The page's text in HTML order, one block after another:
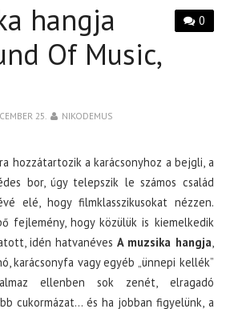
0
hangja
Of Music,
25. NIKODEMUS
hozzátartozik a karácsonyhoz a bejgli, a
bor, úgy telepszik le számos család
elé, hogy filmklasszikusokat nézzen.
fejlemény, hogy közülük is kiemelkedik
idén hatvanévesA muzsika hangja,
karácsonyfa vagy egyéb „ünnepi kellék”
ellenben sok zenét, elragadó
cukormázat… és ha jobban figyelünk, a